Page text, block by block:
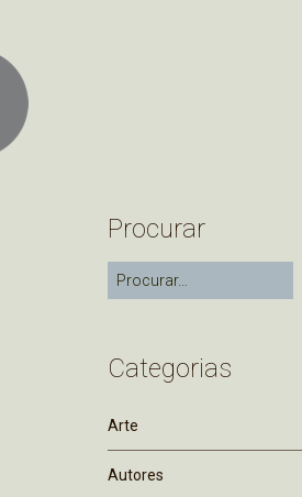
Procurar
Categorias
Arte
Autores